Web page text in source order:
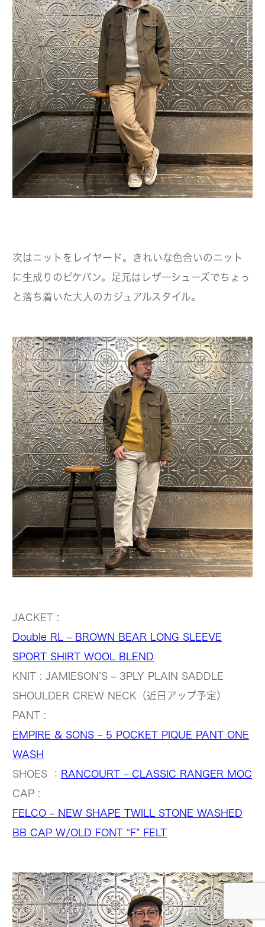
次はニットをレイヤード。きれいな色合いのニット
に生成りのピケパン。足元はレザーシューズでちょっ
と落ち着いた大人のカジュアルスタイル。
JACKET :
Double RL – BROWN BEAR LONG SLEEVE
SPORT SHIRT WOOL BLEND
KNIT : JAMIESON’S – 3PLY PLAIN SADDLE
SHOULDER CREW NECK（近日アップ予定）
PANT :
EMPIRE & SONS – 5 POCKET PIQUE PANT ONE
WASH
SHOES ： RANCOURT – CLASSIC RANGER MOC
CAP :
FELCO – NEW SHAPE TWILL STONE WASHED
BB CAP W/OLD FONT “F” FELT